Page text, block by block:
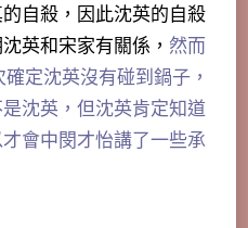
自殺，因此沈英的自殺
英和宋家有關係， 然而
定沈英沒有碰到鍋子，
沈英，但沈英肯定知道
會中閔才怡講了一些承